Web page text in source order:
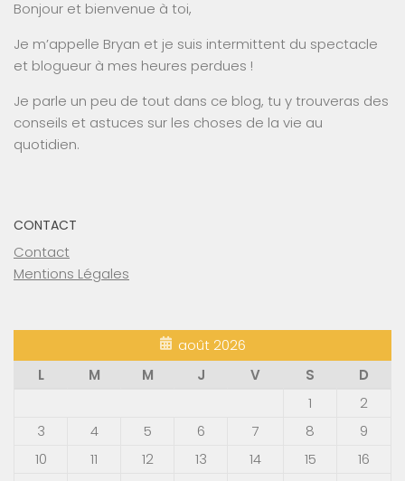
Bonjour et bienvenue à toi,
Je m’appelle Bryan et je suis intermittent du spectacle
et blogueur à mes heures perdues !
Je parle un peu de tout dans ce blog, tu y trouveras des
conseils et astuces sur les choses de la vie au
quotidien.
CONTACT
Contact
Mentions Légales
août 2026
L
M M J V S
D
1
2
3
4 5 6 7 8
9
10
11 12 13 14 15
16